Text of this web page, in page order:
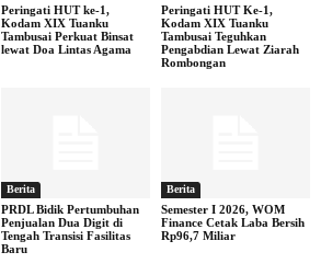
Peringati HUT ke-1,
Kodam XIX Tuanku
Tambusai Perkuat Binsat
lewat Doa Lintas Agama
Peringati HUT Ke-1,
Kodam XIX Tuanku
Tambusai Teguhkan
Pengabdian Lewat Ziarah
Rombongan
Berita
PRDL Bidik Pertumbuhan
Penjualan Dua Digit di
Tengah Transisi Fasilitas
Baru
Berita
Semester I 2026, WOM
Finance Cetak Laba Bersih
Rp96,7 Miliar